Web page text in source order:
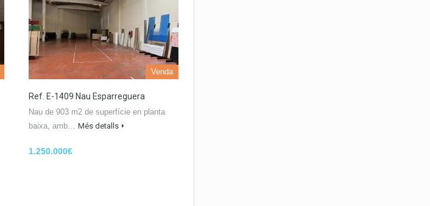
Venda
Ref. E-1409 Nau Esparreguera
Nau de 903 m2 de superfície en planta
baixa, amb… Més detalls
1.250.000€